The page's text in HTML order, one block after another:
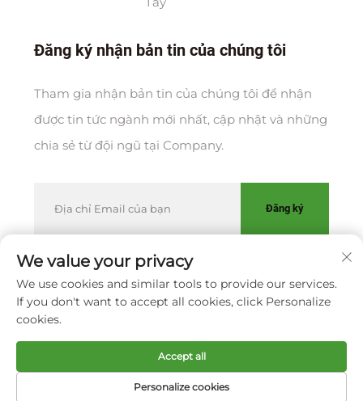
Đăng ký nhận bản tin của chúng tôi
Tham gia nhận bản tin của chúng tôi để nhận
được tin tức ngành mới nhất, cập nhật và những
chia sẻ từ đội ngũ tại Company.
Đăng ký
Bản quyền © CÔNG TY TNHH XIAMEN HUAKANG
ORTHOPEDIC CO., LTD.
Chính sách bảo mật
Cuộn lên đầu
We value your privacy
We use cookies and similar tools to provide our services.
If you don't want to accept all cookies, click Personalize
cookies.
Personalize cookies
Accept all